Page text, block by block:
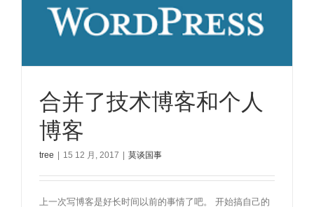
合并了技术博客和个人
博客
tree | 15 12 月, 2017 | 莫谈国事
上一次写博客是好长时间以前的事情了吧。 开始搞自己的